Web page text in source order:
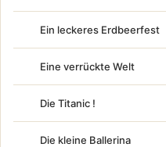
Ein leckeres Erdbeerfest
Eine verrückte Welt
Die Titanic !
Die kleine Ballerina